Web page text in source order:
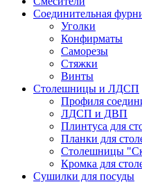
Соединительная
Уголки
Конфирматы
Саморезы
Стяжки
Винты
Столешницы и ЛДСП
Профиля
ЛДСП и ДВП
Плинтуса для
Планки для
Столешницы
Кромка для
Сушилки для посуды